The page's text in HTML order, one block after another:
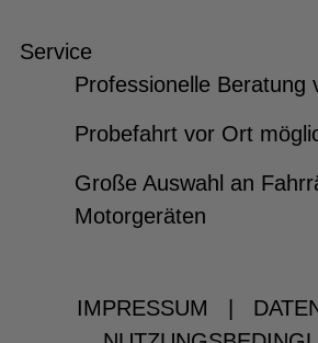
Service
Professionelle Beratung
Probefahrt vor Ort
Große Auswahl an
Motorgeräten
IMPRESSUM